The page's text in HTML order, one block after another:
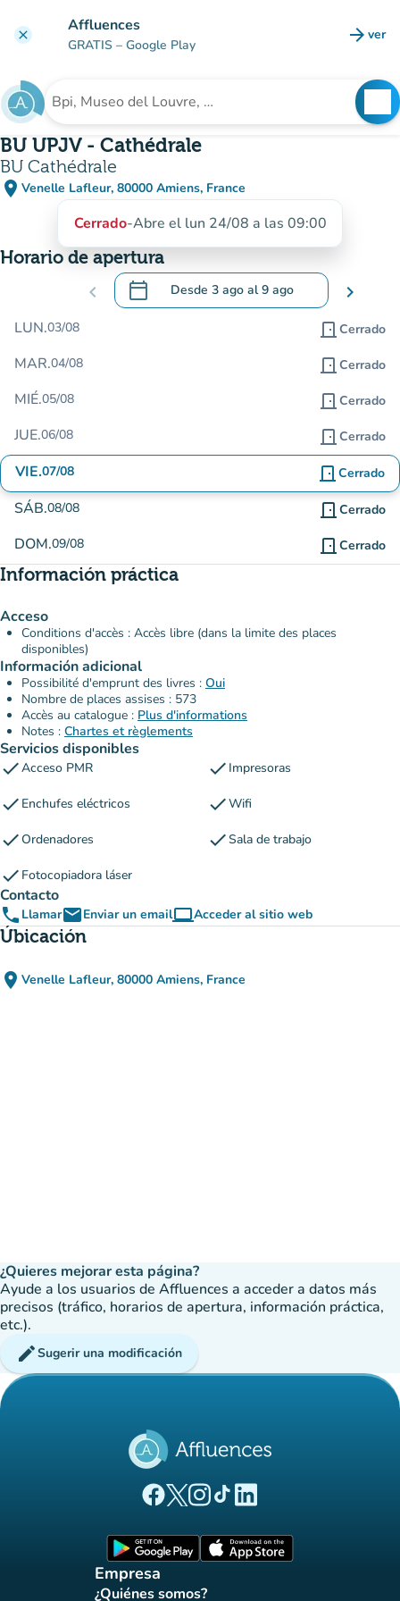
clear Affluences
GRATIS – Google Play arrow_forward ver
Buscar un establecimiento
BU UPJV - Cathédrale
BU Cathédrale
place Venelle Lafleur, 80000 Amiens, France
(abrir en Google Maps)
(nueva pestaña)
Cerrado-Abre el lun 24/08 a las 09:00
Horario de apertura
chevron_left calendar_today Desde 3 ago al9 ago
.Abra el calendario para cambiar las
chevron_right
LUN.03/08 door_front Cerrado
MAR.04/08 door_front Cerrado
MIÉ.05/08 door_front Cerrado
JUE.06/08 door_front Cerrado
VIE.07/08 door_front Cerrado
SÁB.08/08 door_front Cerrado
DOM.09/08 door_front Cerrado
Información práctica
Acceso
Conditions d'accès : Accès libre (dans la limite des places
disponibles)
Información adicional
Possibilité d'emprunt des livres : Oui
Nombre de places assises : 573
Accès au catalogue : Plus d'informations
Notes : Chartes et règlements
Servicios disponibles
checkAcceso PMR check Impresoras
check Enchufes eléctricos checkWifi
checkOrdenadores checkSala de trabajo
check Fotocopiadora láser
Contacto
phone LlamaremailEnviar un emailcomputerAcceder al sitio web
(nueva pestaña)
Úbicación
place Venelle Lafleur, 80000 Amiens, France
(abrir en Google Maps)
(nueva pestaña)
¿Quieres mejorar esta página?
Ayude a los usuarios de Affluences a acceder a datos más
precisos (tráfico, horarios de apertura, información práctica,
etc.).
editSugerir una modificación
(nueva pestaña)
(nueva pestaña)
(nueva pestaña)
(nueva pestaña)
(nueva pestaña)
Empresa
¿Quiénes somos?